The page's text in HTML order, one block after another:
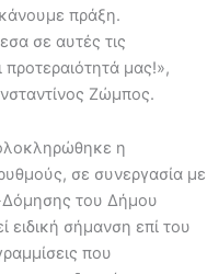
πράξη.
σε αυτές τις
μας!»,
Ζώμπος.
η
σε συνεργασία με
Δόμησης του Δήμου
ειδική σήμανση επί του
που